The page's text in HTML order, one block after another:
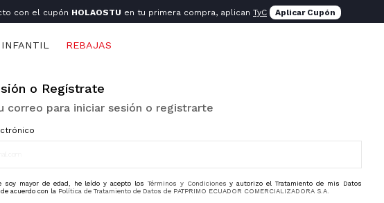
con el cupón HOLAOSTU en tu primera compra, aplican TyC Aplicar Cupón
INFANTIL REBAJAS
o Regístrate
correo para iniciar sesión o registrarte
soy mayor de edad, he leído y acepto los Términos y Condiciones y autorizo el Tratamiento de mis Datos
acuerdo con la Política de Tratamiento de Datos de PATPRIMO ECUADOR COMERCIALIZADORA S.A.